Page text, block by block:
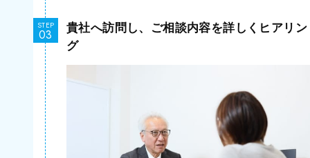
STEP
貴社へ訪問し、ご相談内容を詳しくヒアリン
グ